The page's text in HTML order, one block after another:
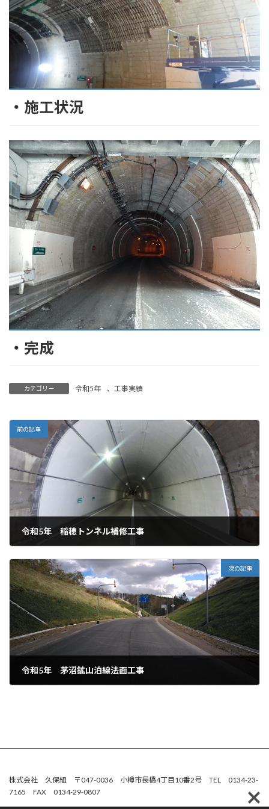
・施工状況
・完成
カテゴリー 令和5年 、 工事実績
前の記事
令和5年 稲穂トンネル補修工事
次の記事
令和5年 茅沼鉱山泊線法面工事
株式会社 久保組 〒047-0036 小樽市長橋4丁目10番2号 TEL 0134-23-
7165 FAX 0134-29-0807